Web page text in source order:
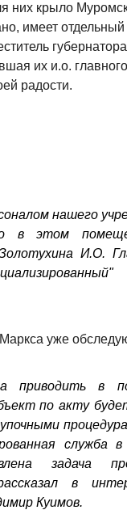
них крыло
имеет
их и.о.
радости.
нашего
в этом
И.О.
уже
приводить в
по акту
служба
задача
в
Куимов.